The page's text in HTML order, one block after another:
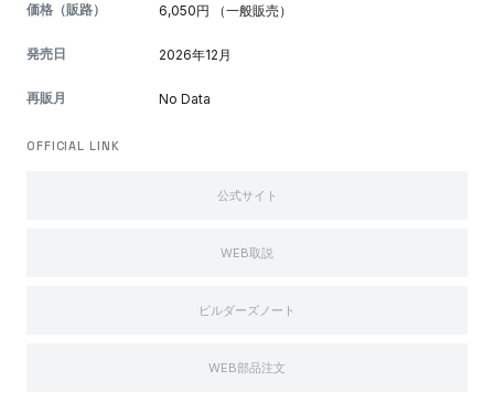
価格（販路） 6,050円 （一般販売）
発売日 2026年12月
再販月 No Data
OFFICIAL LINK
公式サイト
WEB取説
ビルダーズノート
WEB部品注文